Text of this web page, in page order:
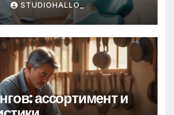
STUDIOHALLO_
ассортимент и